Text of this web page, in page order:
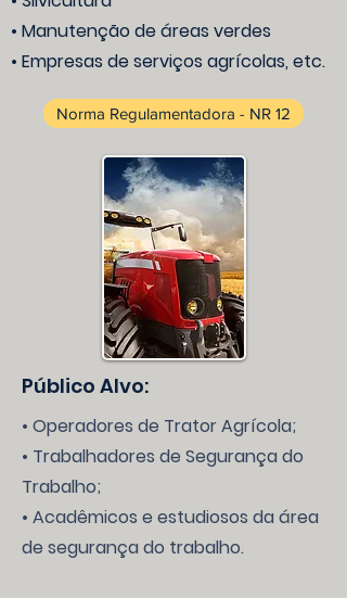
• Manutenção de áreas verdes
• Empresas de serviços agrícolas, etc.
Norma Regulamentadora - NR 12
Público Alvo:
• Operadores de Trator Agrícola;
• Trabalhadores de Segurança do
Trabalho;
• Acadêmicos e estudiosos da área
de segurança do trabalho.